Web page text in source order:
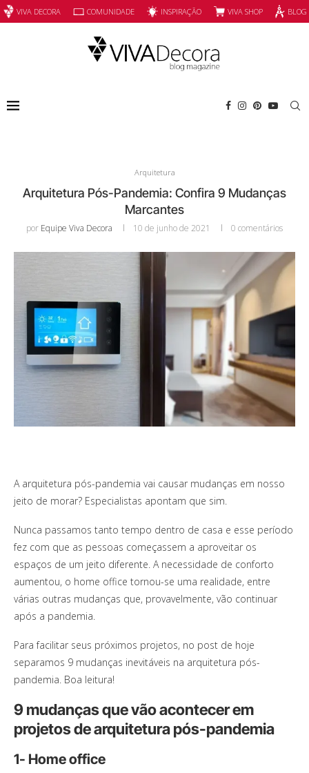
VIVA DECORA COMUNIDADE INSPIRAÇÃO VIVA SHOP
Arquitetura
Arquitetura Pós-Pandemia: Confira 9 Mudanças
Marcantes
por Equipe Viva Decora 10 de junho de 2021 0 comentários
A arquitetura pós-pandemia vai causar mudanças em nosso
jeito de morar? Especialistas apontam que sim.
Nunca passamos tanto tempo dentro de casa e esse período
fez com que as pessoas começassem a aproveitar os
espaços de um jeito diferente. A necessidade de conforto
aumentou, o home office tornou-se uma realidade, entre
várias outras mudanças que, provavelmente, vão continuar
após a pandemia.
Para facilitar seus próximos projetos, no post de hoje
separamos 9 mudanças inevitáveis na arquitetura pós-
pandemia. Boa leitura!
9 mudanças que vão acontecer em
projetos de arquitetura pós-pandemia
1- Home office